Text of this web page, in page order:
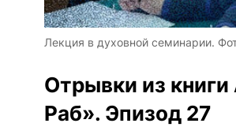
Лекция в духовной семинарии.
Отрывки из
Раб». Эпизод 27